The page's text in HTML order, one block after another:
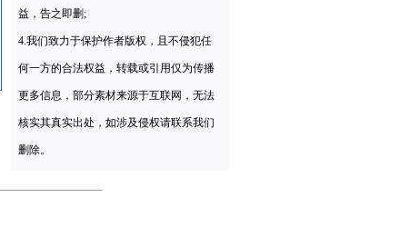
益，告之即删;
4.我们致力于保护作者版权，且不侵犯任
何一方的合法权益，转载或引用仅为传播
更多信息，部分素材来源于互联网，无法
核实其真实出处，如涉及侵权请联系我们
删除。